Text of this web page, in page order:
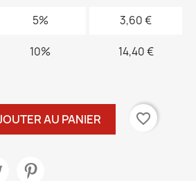
5% 3,60 €
10% 14,40 €
AU PANIER favorite_border